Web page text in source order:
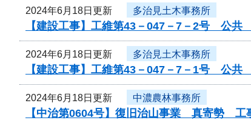
2024年6月18日更新 多治見土木事務所
【建設工事】工維第43－047－7－2号 公
2024年6月18日更新 多治見土木事務所
【建設工事】工維第43－047－7－1号 公
2024年6月18日更新 中濃農林事務所
【中治第0604号】復旧治山事業 真寄勢